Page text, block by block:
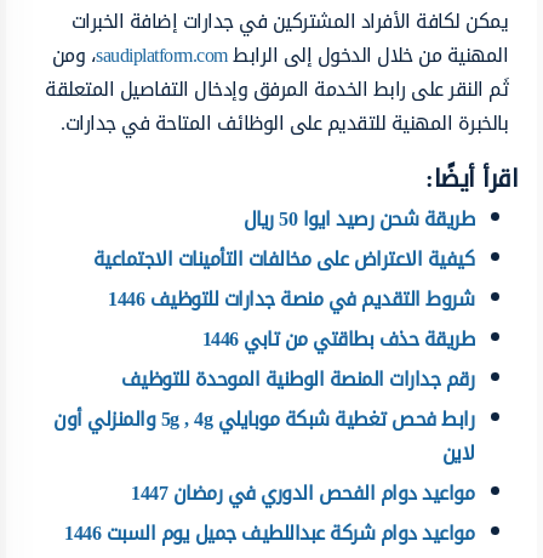
يمكن لكافة الأفراد المشتركين في جدارات إضافة الخبرات
المهنية من خلال الدخول إلى الرابطsaudiplatform.com، ومن
ثَم النقر على رابط الخدمة المرفق وإدخال التفاصيل المتعلقة
بالخبرة المهنية للتقديم على الوظائف المتاحة في جدارات.
اقرأ أيضًا:
طريقة شحن رصيد ايوا 50 ريال
كيفية الاعتراض على مخالفات التأمينات الاجتماعية
شروط التقديم في منصة جدارات للتوظيف 1446
طريقة حذف بطاقتي من تابي 1446
رقم جدارات المنصة الوطنية الموحدة للتوظيف
رابط فحص تغطية شبكة موبايلي 5g , 4g والمنزلي أون
لاين
مواعيد دوام الفحص الدوري في رمضان 1447
مواعيد دوام شركة عبداللطيف جميل يوم السبت 1446